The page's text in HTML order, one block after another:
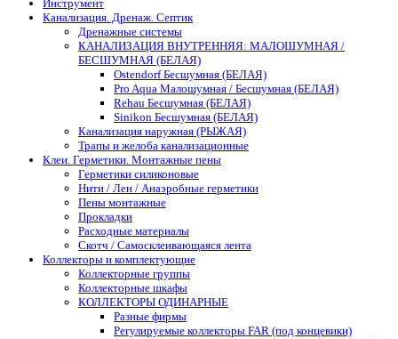
Инструмент
Канализация. Дренаж. Септик
Дренажные системы
КАНАЛИЗАЦИЯ ВНУТРЕННЯЯ: МАЛОШУМНАЯ /
БЕСШУМНАЯ (БЕЛАЯ)
Ostendorf Бесшумная (БЕЛАЯ)
Pro Aqua Малошумная / Бесшумная (БЕЛАЯ)
Rehau Бесшумная (БЕЛАЯ)
Sinikon Бесшумная (БЕЛАЯ)
Канализация наружная (РЫЖАЯ)
Трапы и желоба канализационные
Клеи. Герметики. Монтажные пены
Герметики силиконовые
Нити / Лен / Анаэробные герметики
Пены монтажные
Прокладки
Расходные материалы
Скотч / Самосклеивающаяся лента
Коллекторы и комплектующие
Коллекторные группы
Коллекторные шкафы
КОЛЛЕКТОРЫ ОДИНАРНЫЕ
Разные фирмы
Регулируемые коллекторы FAR (под концевики)